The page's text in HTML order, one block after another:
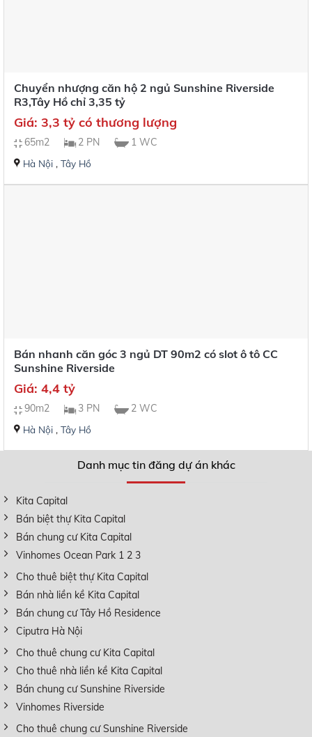
Chuyển nhượng căn hộ 2 ngủ Sunshine Riverside
R3,Tây Hồ chỉ 3,35 tỷ
Giá: 3,3 tỷ có thương lượng
65m2 2 PN 1 WC
Hà Nội, Tây Hồ
Bán nhanh căn góc 3 ngủ DT 90m2 có slot ô tô CC
Sunshine Riverside
Giá: 4,4 tỷ
90m2 3 PN 2 WC
Hà Nội, Tây Hồ
Danh mục tin đăng dự án khác
Kita Capital
Bán biệt thự Kita Capital
Bán chung cư Kita Capital
Vinhomes Ocean Park 1 2 3
Cho thuê biệt thự Kita Capital
Bán nhà liền kề Kita Capital
Bán chung cư Tây Hồ Residence
Ciputra Hà Nội
Cho thuê chung cư Kita Capital
Cho thuê nhà liền kề Kita Capital
Bán chung cư Sunshine Riverside
Vinhomes Riverside
Cho thuê chung cư Sunshine Riverside